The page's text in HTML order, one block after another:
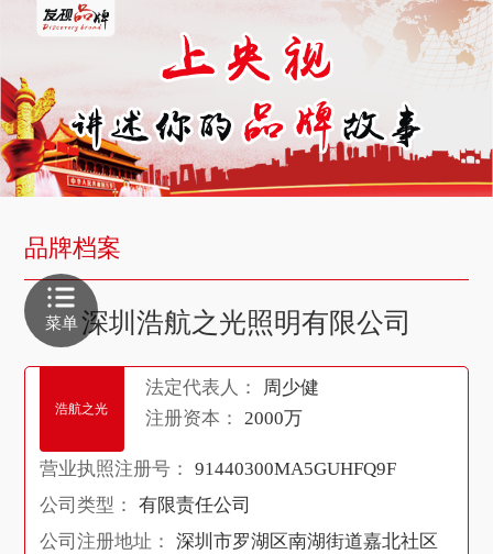
品牌档案
深圳浩航之光照明有限公司
浩航之光
法定代表人：
周少健
注册资本：
2000万
营业执照注册号：
91440300MA5GUHFQ9F
公司类型：
有限责任公司
公司注册地址：
深圳市罗湖区南湖街道嘉北社区
菜单